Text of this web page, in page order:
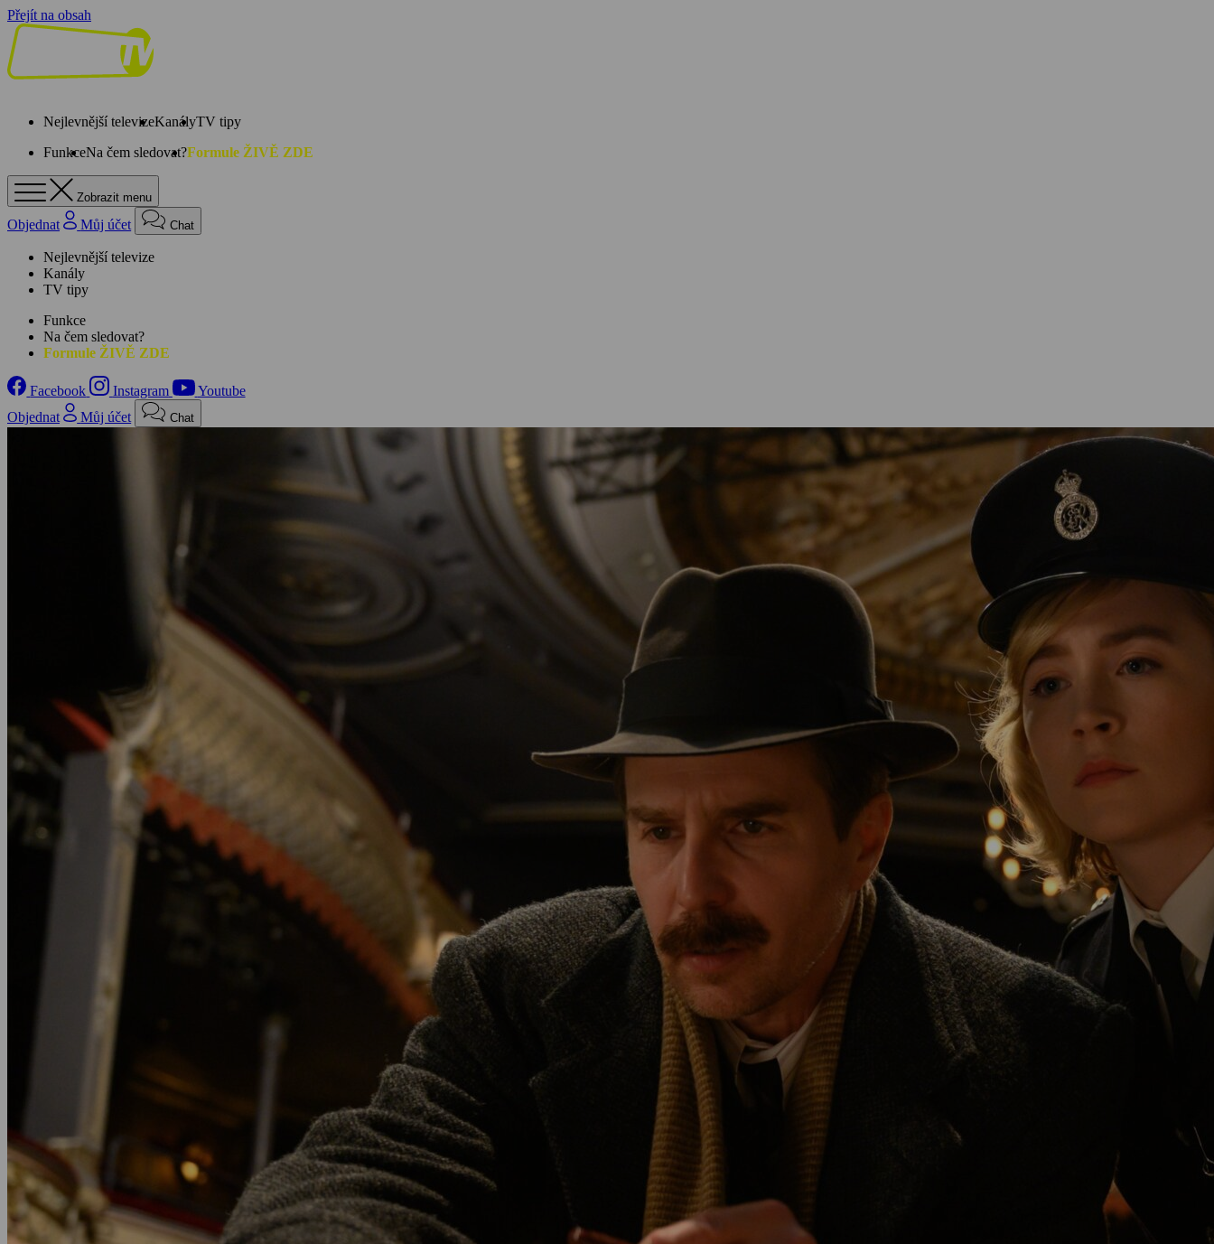
Přejít na obsah
Nejlevnější televizeKanályTV tipy
FunkceNa čem sledovat?Formule ŽIVĚ ZDE
Zobrazit menu
Objednat Můj účet Chat
Nejlevnější televize
Kanály
TV tipy
Funkce
Na čem sledovat?
Formule ŽIVĚ ZDE
Facebook Instagram
Youtube
Objednat
Můj účet Chat